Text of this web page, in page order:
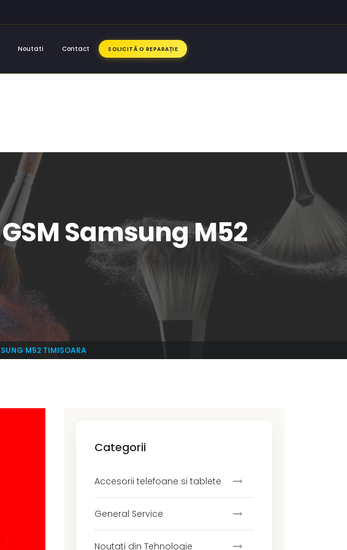
Noutati Contact SOLICITĂ O REPARAȚIE
Samsung M52
M52 TIMISOARA
Categorii
Accesorii telefoane si tablete
General Service
Noutati din Tehnologie